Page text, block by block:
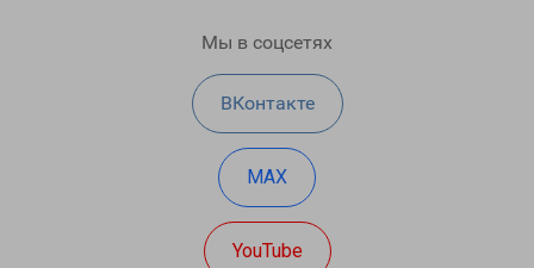
Мы в соцсетях
ВКонтакте
MAX
YouTube